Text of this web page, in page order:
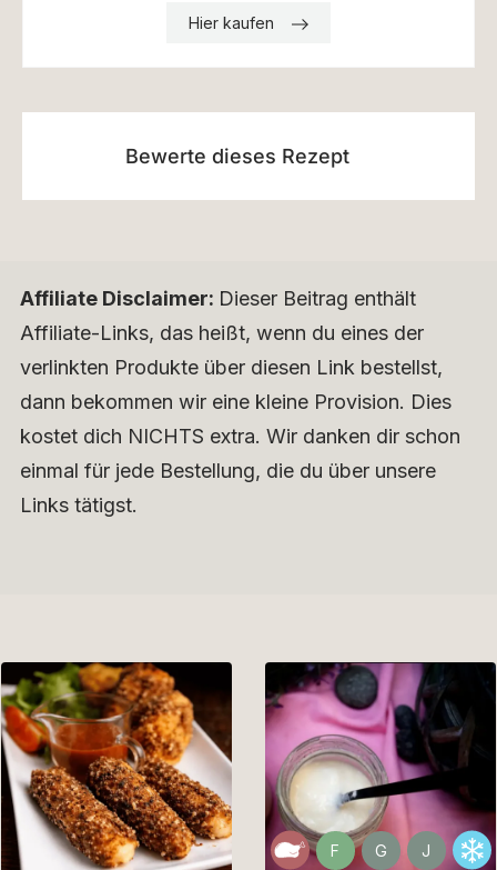
Hier kaufen
Bewerte dieses Rezept
Affiliate Disclaimer: Dieser Beitrag enthält
Affiliate-Links, das heißt, wenn du eines der
verlinkten Produkte über diesen Link bestellst,
dann bekommen wir eine kleine Provision. Dies
kostet dich NICHTS extra. Wir danken dir schon
einmal für jede Bestellung, die du über unsere
Links tätigst.
F G J